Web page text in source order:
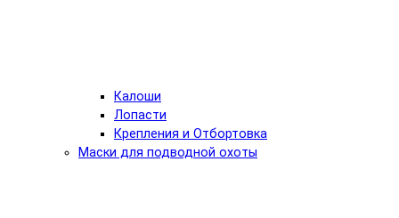
Калоши
Лопасти
Крепления и Отбортовка
Маски для подводной охоты